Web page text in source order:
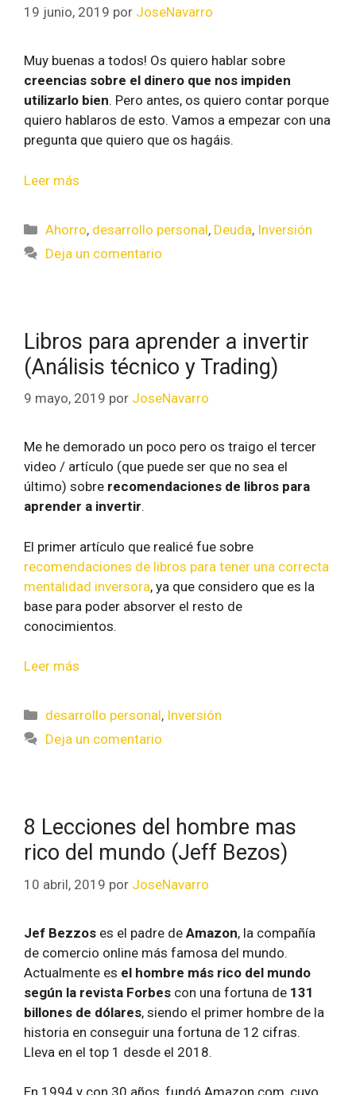
19 junio, 2019 por JoseNavarro
Muy buenas a todos! Os quiero hablar sobre
creencias sobre el dinero que nos impiden
utilizarlo bien. Pero antes, os quiero contar porque
quiero hablaros de esto. Vamos a empezar con una
pregunta que quiero que os hagáis.
Leer más
Ahorro, desarrollo personal, Deuda, Inversión
Deja un comentario
Libros para aprender a invertir
(Análisis técnico y Trading)
9 mayo, 2019 por JoseNavarro
Me he demorado un poco pero os traigo el tercer
video / artículo (que puede ser que no sea el
último) sobre recomendaciones de libros para
aprender a invertir.
El primer artículo que realicé fue sobre
recomendaciones de libros para tener una correcta
mentalidad inversora, ya que considero que es la
base para poder absorver el resto de
conocimientos.
Leer más
desarrollo personal, Inversión
Deja un comentario
8 Lecciones del hombre mas
rico del mundo (Jeff Bezos)
10 abril, 2019 por JoseNavarro
Jef Bezzos es el padre de Amazon, la compañía
de comercio online más famosa del mundo.
Actualmente es el hombre más rico del mundo
según la revista Forbes con una fortuna de 131
billones de dólares, siendo el primer hombre de la
historia en conseguir una fortuna de 12 cifras.
Lleva en el top 1 desde el 2018.
En 1994 y con 30 años, fundó Amazon.com, cuyo